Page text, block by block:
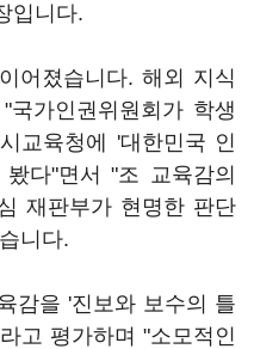
입니다.
어졌습니다. 해외 지식
가인권위원회가 학생
교육청에 '대한민국 인
다"면서 "조 교육감의
재판부가 현명한 판단
니다.
감을 '진보와 보수의 틀
고 평가하며 "소모적인